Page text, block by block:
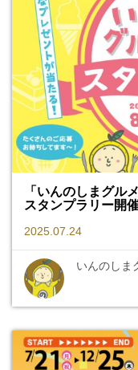
「いんのしまグル
スタンプラリー開催
2025.07.24
いんのしま